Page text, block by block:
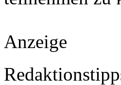
Anzeige